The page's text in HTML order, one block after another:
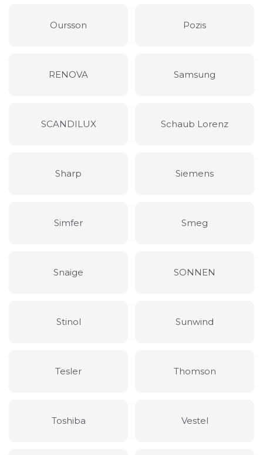
Oursson Pozis
RENOVA Samsung
SCANDILUX Schaub Lorenz
Sharp Siemens
Simfer Smeg
Snaige SONNEN
Stinol Sunwind
Tesler Thomson
Toshiba Vestel